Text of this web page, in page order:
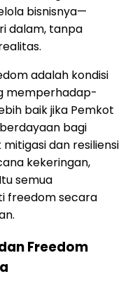
bisnisnya—
dalam, tanpa
adalah kondisi
memperhadap-
baik jika Pemkot
bagi
dan resiliensi
kekeringan,
semua
freedom secara
Freedom